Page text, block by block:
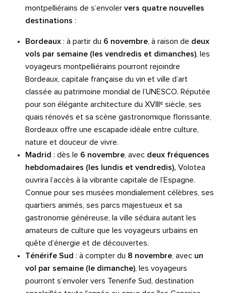
montpelliérains de s’envoler vers quatre nouvelles
destinations :
Bordeaux : à partir du 6 novembre , à raison de deux
vols par semaine (les vendredis et dimanches) , les
voyageurs montpelliérains pourront rejoindre
Bordeaux, capitale française du vin et ville d’art
classée au patrimoine mondial de l’UNESCO. Réputée
pour son élégante architecture du XVIIIᵉ siècle, ses
quais rénovés et sa scène gastronomique florissante,
Bordeaux offre une escapade idéale entre culture,
nature et douceur de vivre.
Madrid : dès le 6 novembre , avec deux fréquences
hebdomadaires (les lundis et vendredis), Volotea
ouvrira l’accès à la vibrante capitale de l’Espagne.
Connue pour ses musées mondialement célèbres, ses
quartiers animés, ses parcs majestueux et sa
gastronomie généreuse, la ville séduira autant les
amateurs de culture que les voyageurs urbains en
quête d’énergie et de découvertes.
Ténérife Sud : à compter du 8 novembre , avec un
vol par semaine (le dimanche) , les voyageurs
pourront s’envoler vers Tenerife Sud, destination